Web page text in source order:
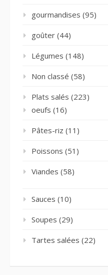
gourmandises (95)
goûter (44)
Légumes (148)
Non classé (58)
Plats salés (223)
oeufs (16)
Pâtes-riz (11)
Poissons (51)
Viandes (58)
Sauces (10)
Soupes (29)
Tartes salées (22)